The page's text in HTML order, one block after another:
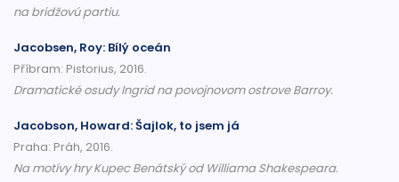
na bridžovú partiu.
Jacobsen, Roy: Bílý oceán
Příbram: Pistorius, 2016.
Dramatické osudy Ingrid na povojnovom ostrove Barroy.
Jacobson, Howard: Šajlok, to jsem já
Praha: Práh, 2016.
Na motívy hry Kupec Benátský od Williama Shakespeara.